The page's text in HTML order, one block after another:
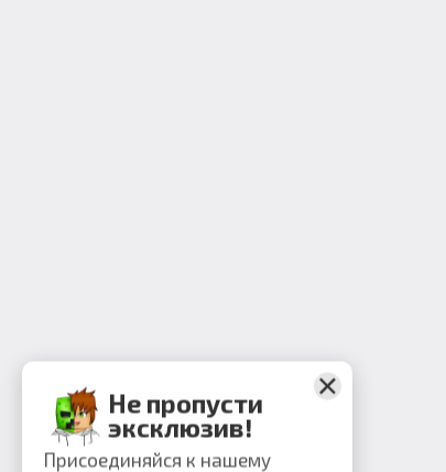
Не пропусти
эксклюзив!
Присоединяйся к нашему